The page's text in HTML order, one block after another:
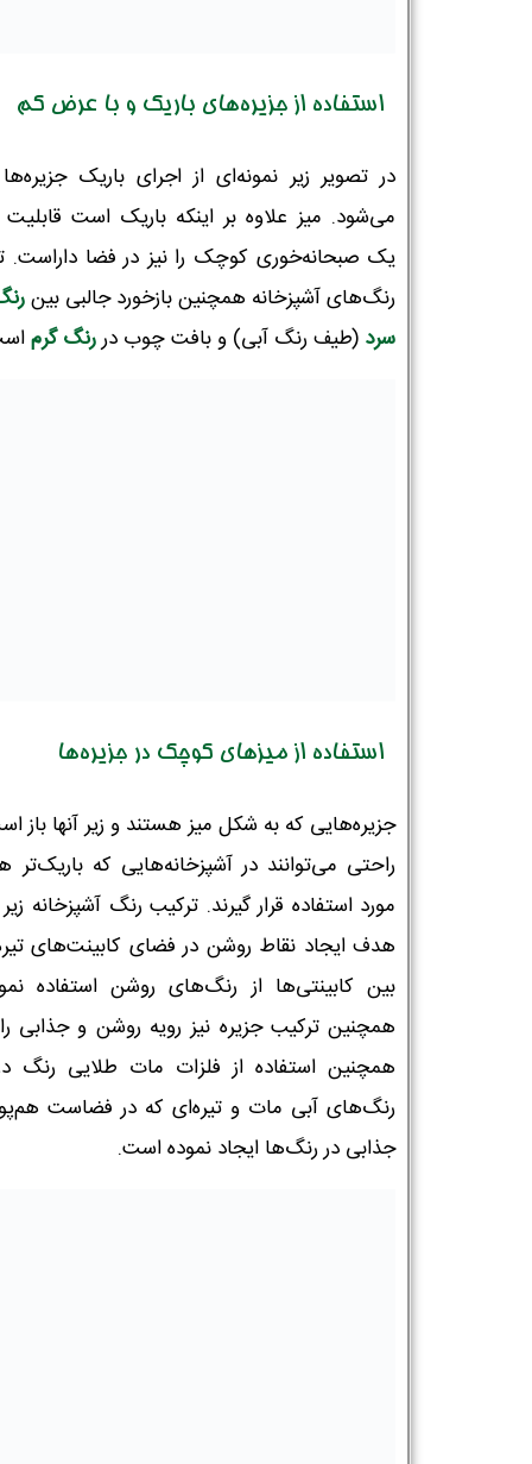
استفاده از جزیره‌های باریک و با عرض کم
در تصویر زیر نمونه‌ای از اجرای باریک
می‌شود. میز علاوه بر اینکه باریک است قابلیت
یک صبحانه‌خوری کوچک را نیز در فضا داراست.
رنگ‌های آشپزخانه همچنین بازخورد جالبی بین
سرد (طیف رنگ آبی) و بافت چوب دررنگ گرم
استفاده از میزهای کوچک در جزیره‌ها
جزیره‌هایی که به شکل میز هستند و زیر آنها باز
راحتی می‌توانند در آشپزخانه‌هایی که باریک‌تر
مورد استفاده قرار گیرند. ترکیب رنگ آشپزخانه زیر
هدف ایجاد نقاط روشن در فضای کابینت‌های
بین کابینتی‌ها از رنگ‌های روشن استفاده
همچنین ترکیب جزیره نیز رویه روشن و جذابی
همچنین استفاده از فلزات مات طلایی رنگ
رنگ‌های آبی مات و تیره‌ای که در فضاست
جذابی در رنگ‌ها ایجاد نموده است.